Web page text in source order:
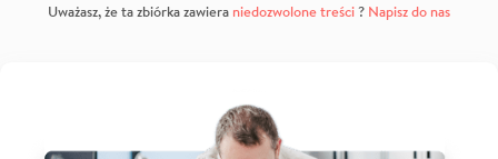
Uważasz, że ta zbiórka zawiera niedozwolone treści? Napisz do nas